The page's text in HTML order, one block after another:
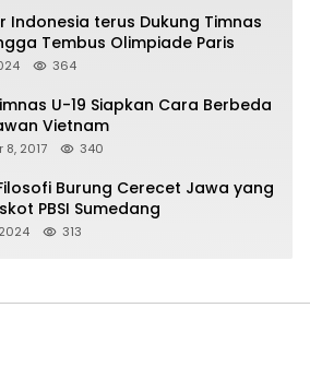
Indonesia terus Dukung Timnas
Tembus Olimpiade Paris
364
U-19 Siapkan Cara Berbeda
Vietnam
8, 2017 340
Burung Cerecet Jawa yang
PBSI Sumedang
313